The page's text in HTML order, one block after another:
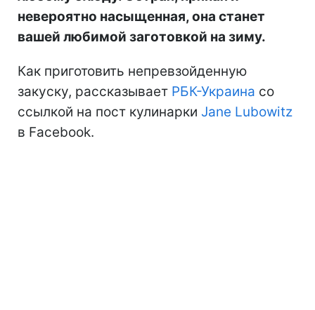
невероятно насыщенная, она станет
вашей любимой заготовкой на зиму.
Как приготовить непревзойденную
закуску, рассказывает РБК-Украина со
ссылкой на пост кулинарки Jane Lubowitz
в Facebook.